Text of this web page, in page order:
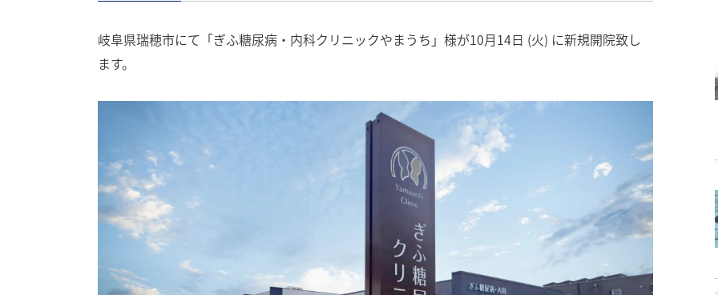
岐阜県瑞穂市にて「ぎふ糖尿病・内科クリニックやまうち」様が10月14日 (火) に新規開院致し
ます。